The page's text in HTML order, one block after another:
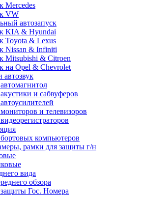
Mercedes
VW
автозапуск
KIA & Hyundai
Toyota & Lexus
Nissan & Infiniti
Mitsubishi & Citroen
на Opel & Chevrolet
и сабвуферов
и телевизоров
компьютеров
рамки для защиты г/н
вида
обзора
Гос. Номера